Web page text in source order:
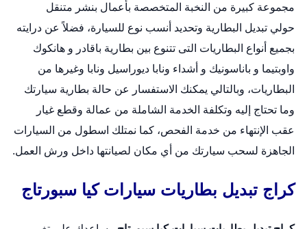
مجموعة كبيرة من النخبة المتخصصة بأعمال بنشر متنقل
حولي تبديل البطارية وتحديد أنسب نوع للسيارة، فضلاً عن درايته
بجميع أنواع البطاريات التى تتنوع بين بطارية باقادر و هانكوك
واوبتيما و باناسونيك و أشداء ونابا ديوراسيل ونابا وغيرها من
البطاريات، وبالتالي يمكنك الاستفسار عن حالة بطارية سيارتك
وما تحتاج إليه وتكلفة الخدمة الشاملة من عمالة وقطع غيار
عقب الإنتهاء من خدمة الفحص، كما نمتلك اسطول من السيارات
الجاهزة لسحب سيارتك من أي مكان لصيانتها داخل ورش العمل.
كراج تبديل بطاريات سيارات كيا سبورتاج